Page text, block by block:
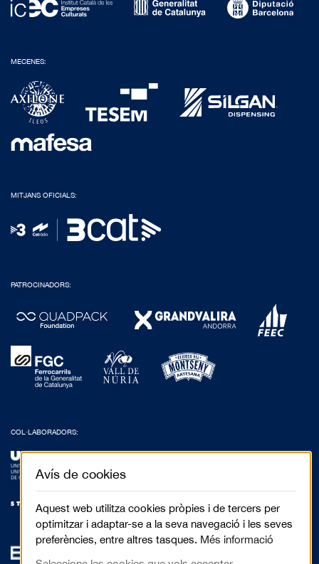
MECENES:
MITJANS OFICIALS:
PATROCINADORS:
COL·LABORADORS:
Avís de cookies
Aquest web utilitza cookies pròpies i de tercers per
optimitzar i adaptar-se a la seva navegació i les seves
preferències, entre altres tasques. Més informació